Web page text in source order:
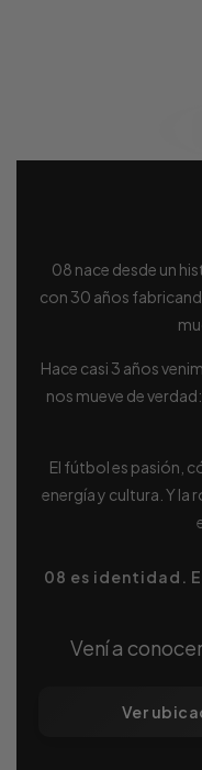
08 nace desde un
con 30 años
Hace casi 3 años
nos mueve de
El fútbol es pasión,
energía y cultura. Y la
08 es identidad.
Vení a
Ver